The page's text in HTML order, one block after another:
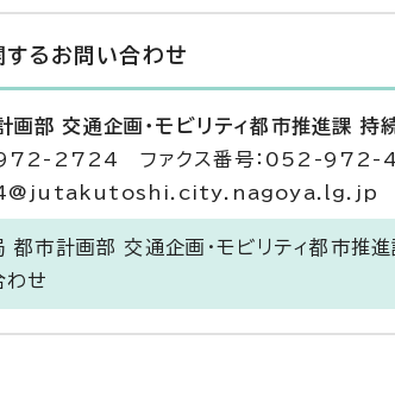
する お問い合わせ
画部 交通企画・モビリティ都市推進課 持
972-2724 ファクス番号：052-972-
都市計画部 交通企画・モビリティ都市推
わせ